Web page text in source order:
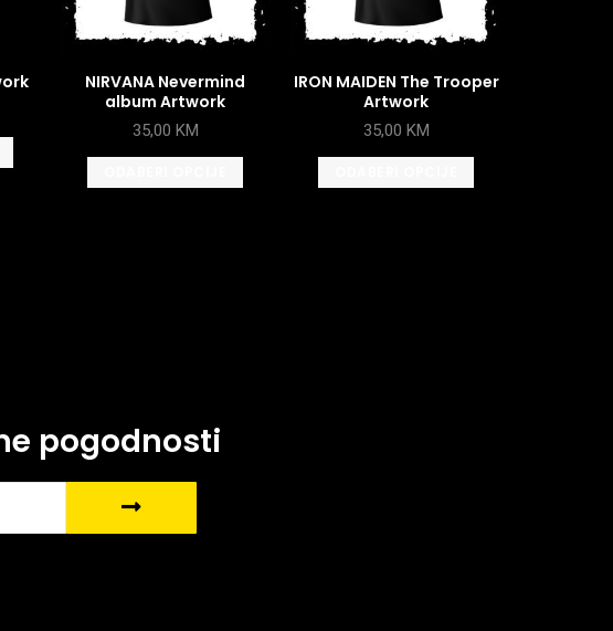
NIRVANA Nevermind
album Artwork
35,00 KM
IRON MAIDEN The Trooper
Artwork
35,00 KM
pogodnosti